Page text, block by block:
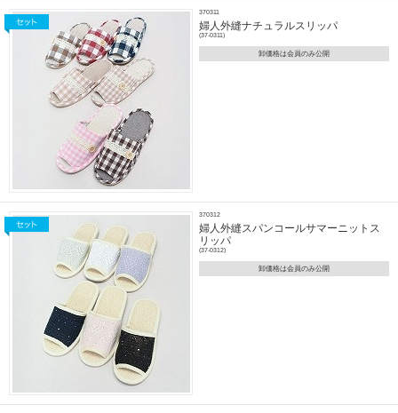
370311
婦人外縫ナチュラルスリッパ
(37-0311)
卸価格は会員のみ公開
370312
婦人外縫スパンコールサマーニットス
リッパ
(37-0312)
卸価格は会員のみ公開